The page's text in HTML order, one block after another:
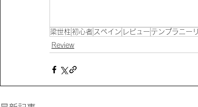
梁世柱 初心者 スペイン レビュー テンプラニー
Review